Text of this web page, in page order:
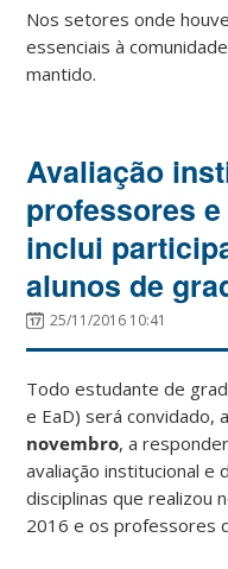
Nos setores onde
essenciais à
mantido.
Avaliação
professores
inclui
alunos de
25/11/2016 10:41
Todo estudante de
e EaD) será convidado,
novembro, a
avaliação institucional e
disciplinas que realizou
2016 e os professores